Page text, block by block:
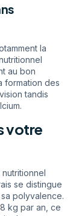
la
au bon
formation des
tandis
votre
se distingue
polyvalence.
kg par an, ce